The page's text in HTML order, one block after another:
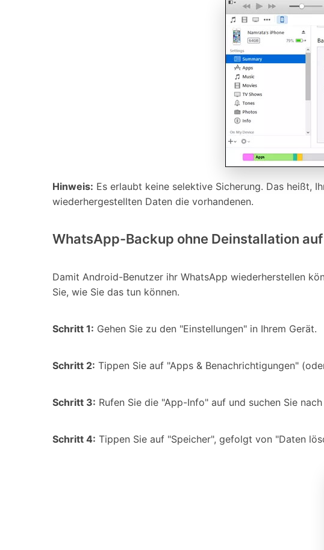
Hinweis: Es erlaubt keine selektive Sicherung. Das heißt,
wiederhergestellten Daten die vorhandenen.
WhatsApp-Backup ohne Deinstallation
Damit Android-Benutzer ihr WhatsApp wiederherstellen
Sie, wie Sie das tun können.
Schritt 1: Gehen Sie zu den "Einstellungen" in Ihrem Gerät.
Schritt 2: Tippen Sie auf "Apps & Benachrichtigungen"
Schritt 3: Rufen Sie die "App-Info" auf und suchen Sie
Schritt 4: Tippen Sie auf "Speicher", gefolgt von "Daten